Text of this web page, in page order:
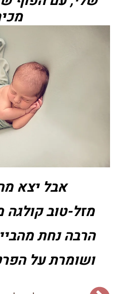
אבל יצא
מזל-טוב
הרבה נחת
ושומרת על